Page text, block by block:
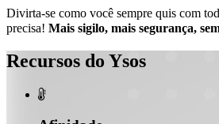
Divirta-se como você sempre quis com
precisa! Mais sigilo, mais segurança,
Recursos do Ysos
